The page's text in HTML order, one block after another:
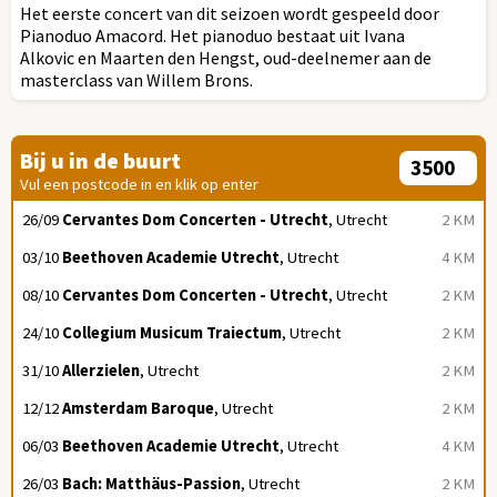
Het eerste concert van dit seizoen wordt gespeeld door
Pianoduo Amacord. Het pianoduo bestaat uit Ivana
Alkovic en Maarten den Hengst, oud-deelnemer aan de
masterclass van Willem Brons.
Bij u in de buurt
Vul een postcode in en klik op enter
2 KM
26/09 Cervantes Dom Concerten - Utrecht, Utrecht
4 KM
03/10 Beethoven Academie Utrecht, Utrecht
2 KM
08/10 Cervantes Dom Concerten - Utrecht, Utrecht
2 KM
24/10 Collegium Musicum Traiectum, Utrecht
2 KM
31/10Allerzielen, Utrecht
2 KM
12/12Amsterdam Baroque, Utrecht
4 KM
06/03 Beethoven Academie Utrecht, Utrecht
2 KM
26/03 Bach: Matthäus-Passion, Utrecht